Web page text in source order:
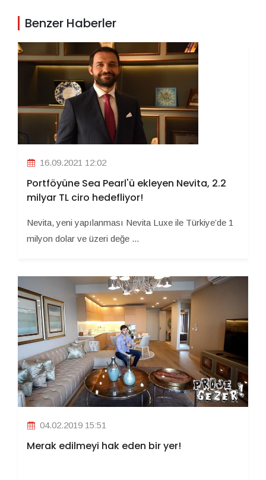
Benzer Haberler
16.09.2021 12:02
Portföyüne Sea Pearl'ü ekleyen Nevita, 2.2
milyar TL ciro hedefliyor!
Nevita, yeni yapılanması Nevita Luxe ile Türkiye’de 1
milyon dolar ve üzeri değe ...
04.02.2019 15:51
Merak edilmeyi hak eden bir yer!